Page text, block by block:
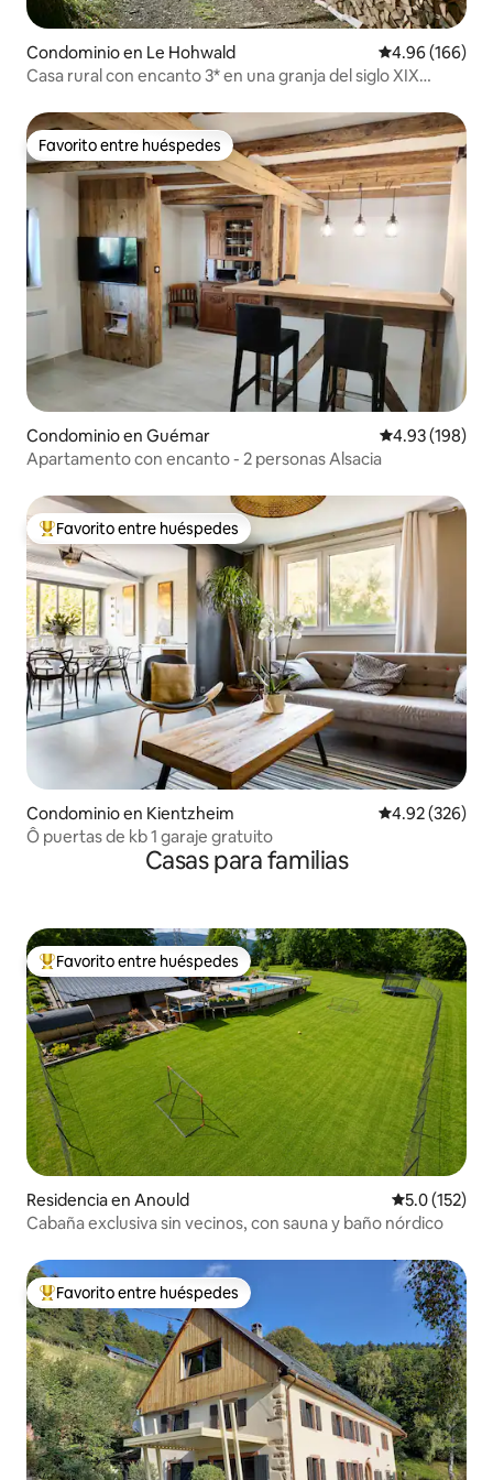
Condominio en Le Hohwald Calificación
4.96 (166)
Casa rural con encanto 3* en una granja del siglo XIX
Favorito entre huéspedes
Favorito entre huéspedes
Condominio en Guémar Calificación
4.93 (198)
Apartamento con encanto - 2 personas Alsacia
De los mejores en Favorito entre huéspedes
Favorito entre huéspedes
Condominio en Kientzheim Calificación
4.92 (326)
Ô puertas de kb 1 garaje gratuito
Casas para familias
De los mejores en Favorito entre huéspedes
Favorito entre huéspedes
Residencia en Anould Calificación
5.0 (152)
Cabaña exclusiva sin vecinos, con sauna y baño nórdico
De los mejores en Favorito entre huéspedes
Favorito entre huéspedes